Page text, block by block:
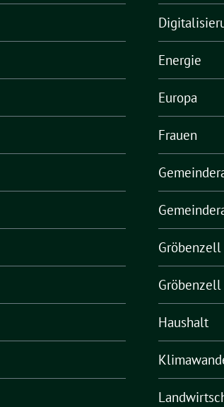
Energie
Europa
Frauen
Gröbenzell
Haushalt